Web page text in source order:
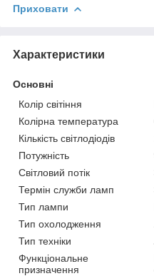
Приховати
Характеристики
Основні
Колір світіння
Колірна температура
Кількість світлодіодів
Потужність
Світловий потік
Термін служби ламп
Тип лампи
Тип охолодження
Тип техніки
Функціональне
призначення